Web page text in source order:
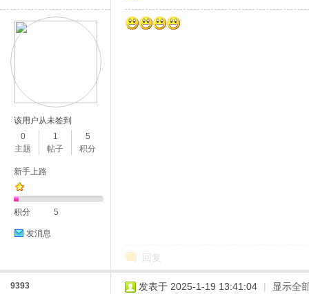
该用户从未签到
0
主题
1
帖子
5
积分
新手上路
积分 5
发消息
回复
9393 发表于 2025-1-19 13:41:04 | 显示全